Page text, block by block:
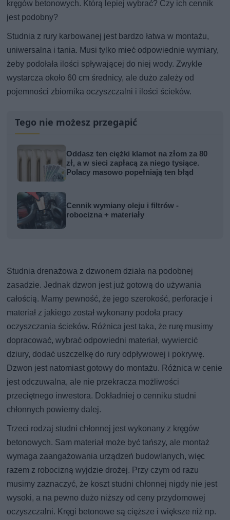
kręgów betonowych. Którą lepiej wybrać? Czy ich cennik
jest podobny?
Studnia z rury karbowanej jest bardzo łatwa w montażu,
uniwersalna i tania. Musi tylko mieć odpowiednie wymiary,
żeby podołała ilości spływającej do niej wody. Zwykle
wystarcza około 60 cm średnicy, ale dużo zależy od
pojemności zbiornika oczyszczalni i ilości ścieków.
Tego nie możesz przegapić
Oddasz ten ciężki klamot na złom za 80
zł, a w sieci zapłacą za niego tysiące.
Polacy masowo popełniają ten błąd
Cennik wymiany oleju i filtrów -
robocizna + materiały
Studnia drenażowa z dzwonem działa na podobnej
zasadzie. Jednak dzwon jest już gotową do używania
całością. Mamy pewność, że jego szerokość, perforacje i
materiał z jakiego został wykonany podoła pracy
oczyszczania ścieków. Różnica jest taka, że rurę musimy
dopracować, wybrać odpowiedni materiał, wywiercić
dziury, dodać uszczelkę do rury odpływowej i pokrywę.
Dzwon jest natomiast gotowy do montażu. Różnica w cenie
jest odczuwalna, ale nie przekracza możliwości
przeciętnego inwestora. Dokładniej o cenniku studni
chłonnych powiemy dalej.
Trzeci rodzaj studni chłonnej jest wykonany z kręgów
betonowych. Sam materiał może być tańszy, ale montaż
wymaga zaangażowania urządzeń budowlanych, więc
razem z robocizną wyjdzie drożej. Przy czym od razu
musimy zaznaczyć, że koszt studni chłonnej nigdy nie jest
wysoki, a na pewno dużo niższy od ceny przydomowej
oczyszczalni. Kręgi betonowe są cięższe i większe niż np.